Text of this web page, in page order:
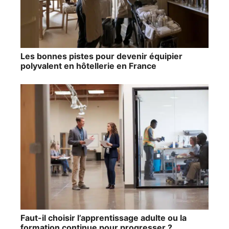
Les bonnes pistes pour devenir équipier
polyvalent en hôtellerie en France
Faut-il choisir l’apprentissage adulte ou la